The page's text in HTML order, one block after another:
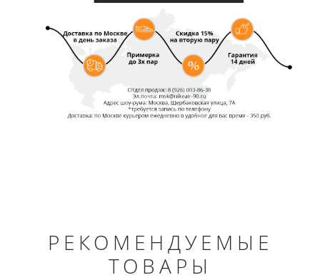
РЕКОМЕНДУЕМЫЕ
ТОВАРЫ